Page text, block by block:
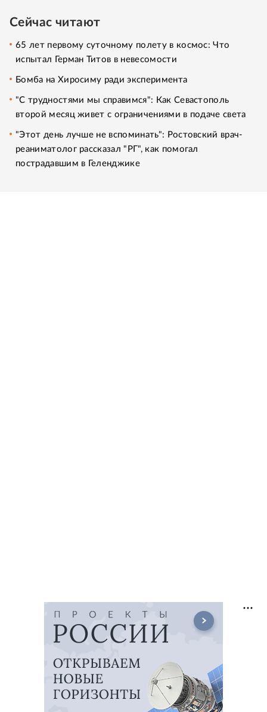
Сейчас читают
65 лет первому суточному полету в космос: Что
испытал Герман Титов в невесомости
Бомба на Хиросиму ради эксперимента
"С трудностями мы справимся": Как Севастополь
второй месяц живет с ограничениями в подаче света
"Этот день лучше не вспоминать": Ростовский врач-
реаниматолог рассказал "РГ", как помогал
пострадавшим в Геленджике